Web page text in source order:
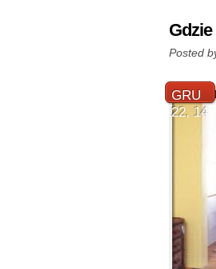
Posted
GRU
22, 14